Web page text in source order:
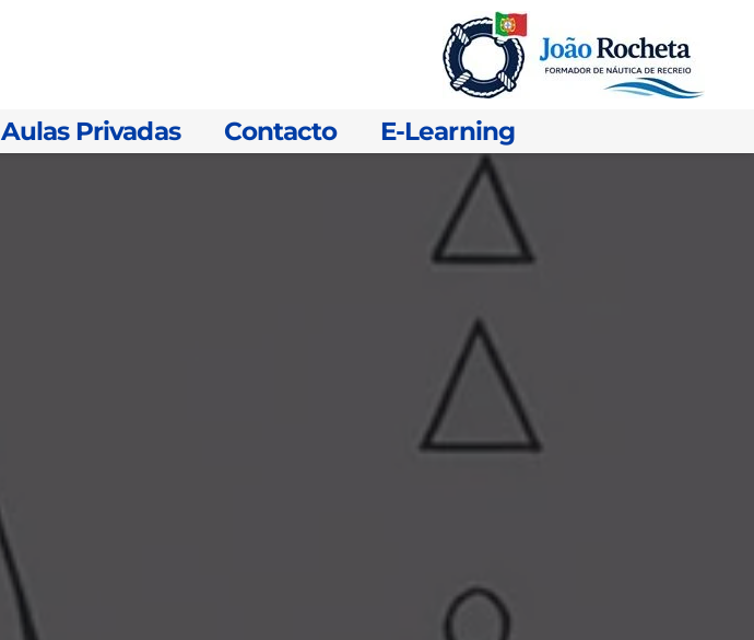
Aulas Privadas Contacto E-Learning